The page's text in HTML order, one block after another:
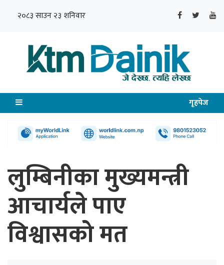
२०८३ साउन २३ शनिवार
गृहपेज
लुम्बिनीका मुख्यमन्त्री
आचार्यले पाए
विश्वासको मत